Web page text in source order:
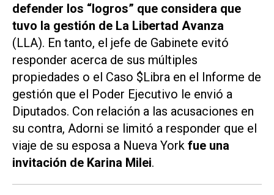
defender los “logros” que considera que
tuvo la gestión de La Libertad Avanza
(LLA). En tanto, el jefe de Gabinete evitó
responder acerca de sus múltiples
propiedades o el Caso $Libra en el Informe de
gestión que el Poder Ejecutivo le envió a
Diputados. Con relación a las acusaciones en
su contra, Adorni se limitó a responder que el
viaje de su esposa a Nueva York fue una
invitación de Karina Milei.